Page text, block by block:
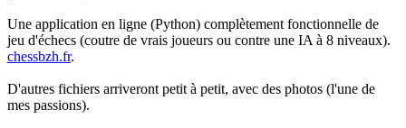
Une application en ligne (Python) complètement fonctionnelle de
jeu d'échecs (coutre de vrais joueurs ou contre une IA à 8 niveaux).
chessbzh.fr.
D'autres fichiers arriveront petit à petit, avec des photos (l'une de
mes passions).